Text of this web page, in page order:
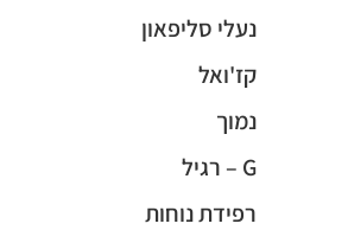
נעלי סליפאון
קז'ואל
נמוך
G – רגיל
רפידת נוחות